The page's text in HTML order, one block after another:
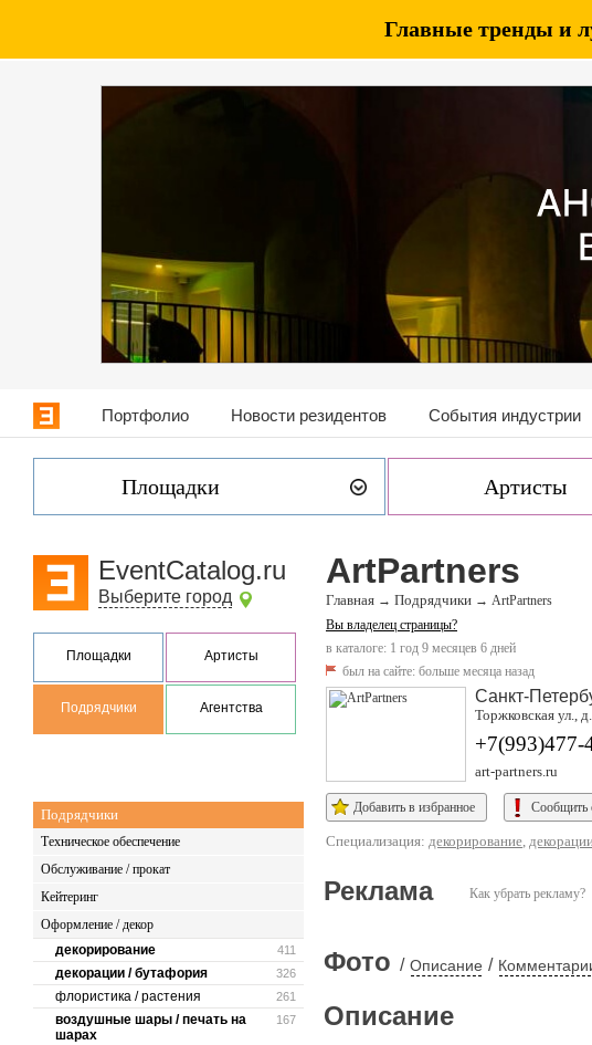
Главные тренды и
Портфолио Новости резидентов События индустрии
Площадки Артисты
EventCatalog.ru
Выберите город
Площадки Артисты
Подрядчики Агентства
Подрядчики
Техническое обеспечение
Обслуживание / прокат
Кейтеринг
Оформление / декор
411
декорирование
326
декорации / бутафория
261
флористика / растения
167
воздушные шары / печать на
шарах
ArtPartners
Главная → Подрядчики → ArtPartners
Вы владелец страницы?
в каталоге: 1 год 9 месяцев 6 дней
был на сайте: больше месяца назад
Санкт-
Торжковская ул.,
+7(993)477-
art-partners.ru
Добавить в избранное Сообщить
Специализация: декорирование,
Как убрать рекламу?
Реклама
Фото / Описание /
Описание